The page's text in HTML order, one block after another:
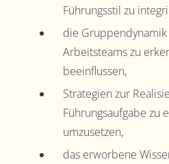
Führungsstil zu
die
Arbeitsteams zu
beeinflussen,
Strategien zur
Führungsaufgabe zu
umzusetzen,
das erworbene